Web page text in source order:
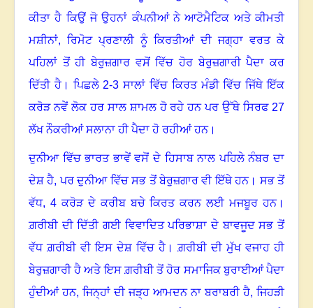
ਕੀਤਾ ਹੈ ਕਿਉਂ ਜੋ ਉਹਨਾਂ ਕੰਪਨੀਆਂ ਨੇ ਆਟੋਮੈਟਿਕ ਅਤੇ ਕੀਮਤੀ
ਮਸ਼ੀਨਾਂ, ਰਿਮੋਟ ਪ੍ਰਣਾਲੀ ਨੂੰ ਕਿਰਤੀਆਂ ਦੀ ਜਗ੍ਹਾ ਵਰਤ ਕੇ
ਪਹਿਲਾਂ ਤੋਂ ਹੀ ਬੇਰੁਜ਼ਗਾਰ ਵਸੋਂ ਵਿੱਚ ਹੋਰ ਬੇਰੁਜ਼ਗਾਰੀ ਪੈਦਾ ਕਰ
ਦਿੱਤੀ ਹੈ। ਪਿਛਲੇ 2-3 ਸਾਲਾਂ ਵਿੱਚ ਕਿਰਤ ਮੰਡੀ ਵਿੱਚ ਜਿੱਥੇ ਇੱਕ
ਕਰੋੜ ਨਵੇਂ ਲੋਕ ਹਰ ਸਾਲ ਸ਼ਾਮਲ ਹੋ ਰਹੇ ਹਨ ਪਰ ਉੱਥੇ ਸਿਰਫ 27
ਲੱਖ ਨੌਕਰੀਆਂ ਸਲਾਨਾ ਹੀ ਪੈਦਾ ਹੋ ਰਹੀਆਂ ਹਨ।
ਦੁਨੀਆ ਵਿੱਚ ਭਾਰਤ ਭਾਵੇਂ ਵਸੋਂ ਦੇ ਹਿਸਾਬ ਨਾਲ ਪਹਿਲੇ ਨੰਬਰ ਦਾ
ਦੇਸ਼ ਹੈ,ਪਰ ਦੁਨੀਆ ਵਿੱਚ ਸਭ ਤੋਂ ਬੇਰੁਜ਼ਗਾਰ ਵੀ ਇੱਥੇ ਹਨ। ਸਭ ਤੋਂ
ਵੱਧ, 4ਕਰੋੜ ਦੇ ਕਰੀਬ ਬਚੇ ਕਿਰਤ ਕਰਨ ਲਈ ਮਜਬੂਰ ਹਨ।
ਗ਼ਰੀਬੀ ਦੀ ਦਿੱਤੀ ਗਈ ਵਿਵਾਦਿਤ ਪਰਿਭਾਸ਼ਾ ਦੇ ਬਾਵਜੂਦ ਸਭ ਤੋਂ
ਵੱਧ ਗ਼ਰੀਬੀ ਵੀ ਇਸ ਦੇਸ਼ ਵਿੱਚ ਹੈ। ਗ਼ਰੀਬੀ ਦੀ ਮੁੱਖ ਵਜਾਹ ਹੀ
ਬੇਰੁਜ਼ਗਾਰੀ ਹੈ ਅਤੇ ਇਸ ਗ਼ਰੀਬੀ ਤੋਂ ਹੋਰ ਸਮਾਜਿਕ ਬੁਰਾਈਆਂ ਪੈਦਾ
ਹੁੰਦੀਆਂ ਹਨ, ਜਿਨ੍ਹਾਂ ਦੀ ਜੜ੍ਹ ਆਮਦਨ ਨਾ ਬਰਾਬਰੀ ਹੈ, ਜਿਹੜੀ